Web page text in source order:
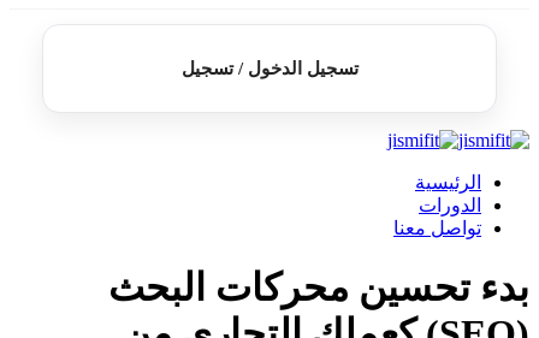
تسجيل الدخول / تسجيل
الرئيسية
الدورات
تواصل معنا
بدء تحسين محركات البحث